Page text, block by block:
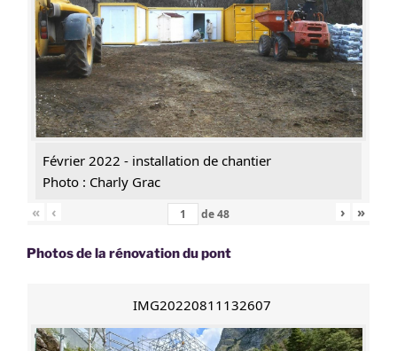
Février 2022 - installation de chantier
Photo : Charly Grac
«
‹ de48 › »
Photos de la rénovation du pont
IMG20220811132607